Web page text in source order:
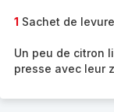
1 Sachet de levure
Un peu de citron
presse avec leur